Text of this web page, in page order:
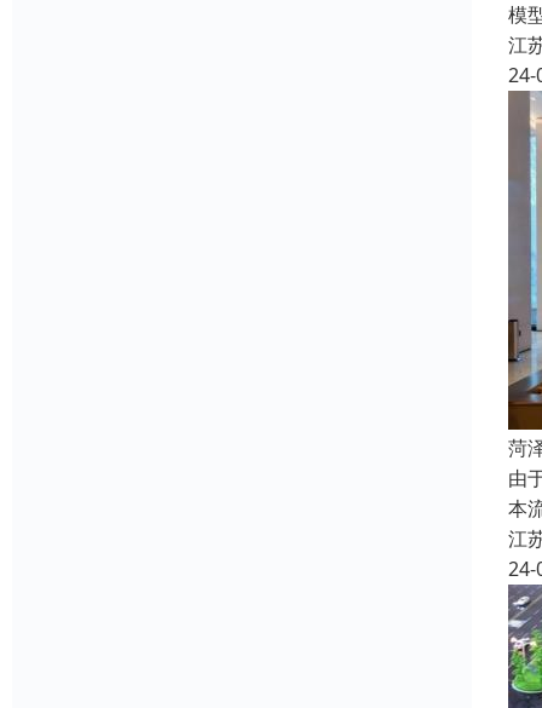
模
江
24-
菏
由
本
江
24-